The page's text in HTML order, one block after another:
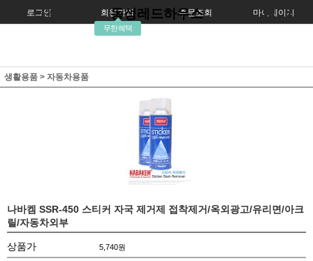
로그인 회원가입
무한혜택
주문조회 마이페이지
동성레드하우스
생활용품 > 자동차용품
나바켐 SSR-450 스티커 자국 제거제 접착제거/옥외광고/유리면/아크
릴/자동차외부
상품가 5,740원